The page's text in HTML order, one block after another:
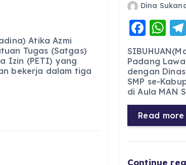
Atika Azmi
Tugas (Satgas)
Izin (PETI) yang
bekerja dalam tiga
Dina
F
a
c
e
b
o
o
k
W
h
a
ts
A
p
p
Padang
dengan
SMP se-
di Aula MAN
Read more
Continue